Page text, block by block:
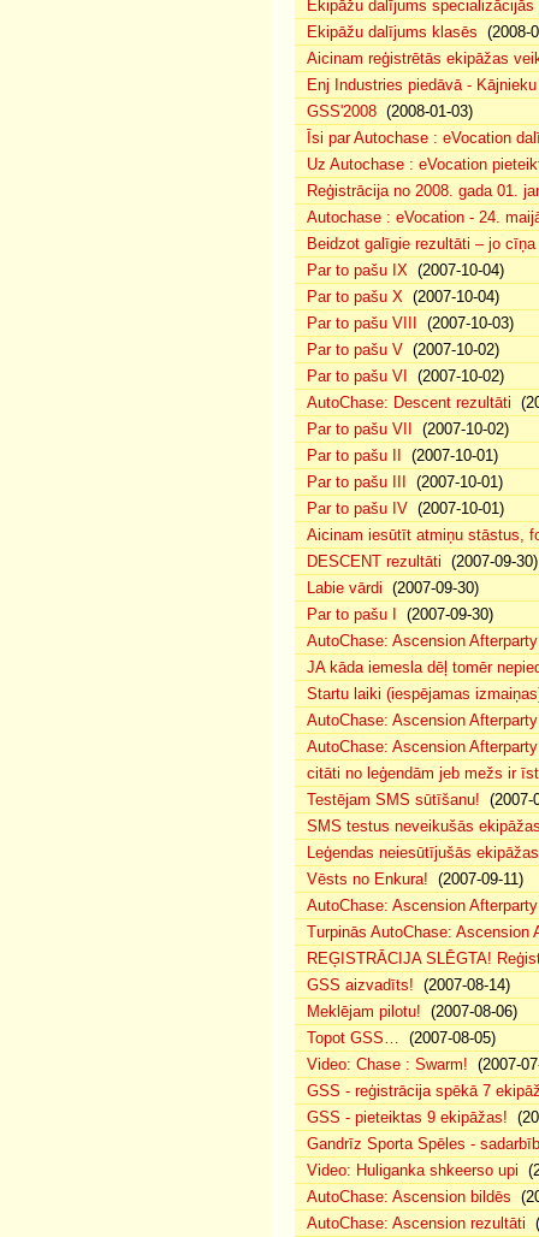
Ekipāžu dalījums specializācijās
Ekipāžu dalījums klasēs (2008-
Aicinam reģistrētās ekipāžas
Enj Industries piedāvā -
GSS'2008 (2008-01-03)
Īsi par Autochase : eVocation
Uz Autochase : eVocation
Reģistrācija no 2008. gada 01.
Autochase : eVocation - 24.
Beidzot galīgie rezultāti – jo
Par to pašu IX (2007-10-04)
Par to pašu X (2007-10-04)
Par to pašu VIII
(2007-10-03)
Par to pašu V (2007-10-02)
Par to pašu VI
(2007-10-02)
AutoChase: Descent rezultāti
Par to pašu VII
(2007-10-02)
Par to pašu II
(2007-10-01)
Par to pašu III
(2007-10-01)
Par to pašu IV (2007-10-01)
Aicinam iesūtīt atmiņu stāstus,
DESCENT rezultāti (2007-09-30)
Labie vārdi (2007-09-30)
Par to pašu I
(2007-09-30)
AutoChase: Ascension
JA kāda iemesla dēļ tomēr
Startu laiki (iespējamas
AutoChase: Ascension
AutoChase: Ascension
citāti no leģendām jeb mežs ir
Testējam SMS sūtīšanu! (2007-
SMS testus neveikušās
Leģendas neiesūtījušās ekipāžas
Vēsts no Enkura! (2007-09-11)
AutoChase: Ascension
Turpinās AutoChase: Ascension
REĢISTRĀCIJA SLĒGTA!
GSS aizvadīts! (2007-08-14)
Meklējam pilotu! (2007-08-06)
Topot GSS… (2007-08-05)
Video: Chase : Swarm! (2007-
GSS - reģistrācija spēkā 7
GSS - pieteiktas 9 ekipāžas!
Gandrīz Sporta Spēles -
Video: Huliganka shkeerso upi
AutoChase: Ascension bildēs
AutoChase: Ascension rezultāti